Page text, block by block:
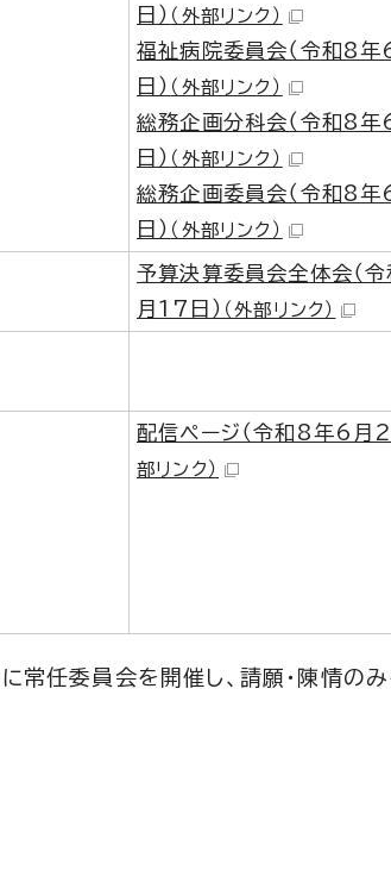
日） （外部リンク）
福祉病院委員会（令和8
日） （外部リンク）
総務企画分科会（令和8
日） （外部リンク）
総務企画委員会（令和8
日） （外部リンク）
予算決算委員会全体会（
月17日） （外部リンク）
配信ページ（令和8年6月
部リンク）
任委員会を開催し、請願・陳情の